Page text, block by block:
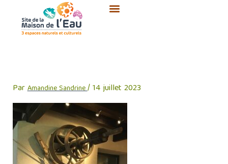
contenu
ParAmandine Sandrine/14 juillet 2023